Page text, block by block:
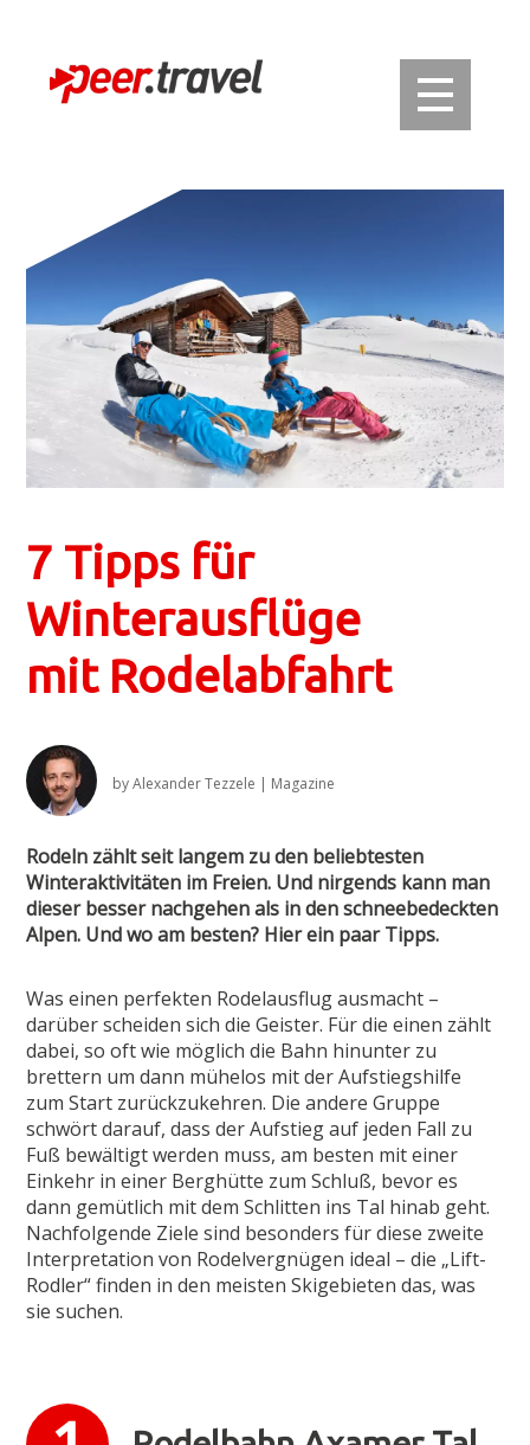
7 Tipps für
Winterausflüge
mit Rodelabfahrt
byAlexander Tezzele | Magazine
Rodeln zählt seit langem zu den beliebtesten
Winteraktivitäten im Freien. Und nirgends kann man
dieser besser nachgehen als in den schneebedeckten
Alpen. Und wo am besten? Hier ein paar Tipps.
Was einen perfekten Rodelausflug ausmacht –
darüber scheiden sich die Geister. Für die einen zählt
dabei, so oft wie möglich die Bahn hinunter zu
brettern um dann mühelos mit der Aufstiegshilfe
zum Start zurückzukehren. Die andere Gruppe
schwört darauf, dass der Aufstieg auf jeden Fall zu
Fuß bewältigt werden muss, am besten mit einer
Einkehr in einer Berghütte zum Schluß, bevor es
dann gemütlich mit dem Schlitten ins Tal hinab geht.
Nachfolgende Ziele sind besonders für diese zweite
Interpretation von Rodelvergnügen ideal – die „Lift-
Rodler“ finden in den meisten Skigebieten das, was
sie suchen.